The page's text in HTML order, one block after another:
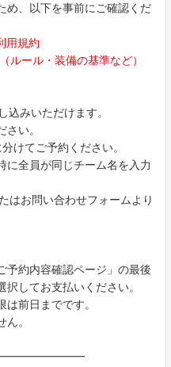
め、以下を事前にご確認くだ
用規約
ルール・装備の基準など）
込みいただけます。
さい。
けてご予約ください。
に全員が同じチーム名を入力
はお問い合わせフォームより
予約内容確認ページ」の最後
してお支払いください。
前日までです。
。